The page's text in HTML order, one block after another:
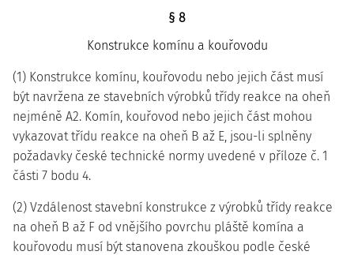
§ 8
Konstrukce komínu a kouřovodu
(1) Konstrukce komínu, kouřovodu nebo jejich část musí
být navržena ze stavebních výrobků třídy reakce na oheň
nejméně A2. Komín, kouřovod nebo jejich část mohou
vykazovat třídu reakce na oheň B až E, jsou-li splněny
požadavky české technické normy uvedené v příloze č. 1
části 7 bodu 4.
(2) Vzdálenost stavební konstrukce z výrobků třídy reakce
na oheň B až F od vnějšího povrchu pláště komína a
kouřovodu musí být stanovena zkouškou podle české